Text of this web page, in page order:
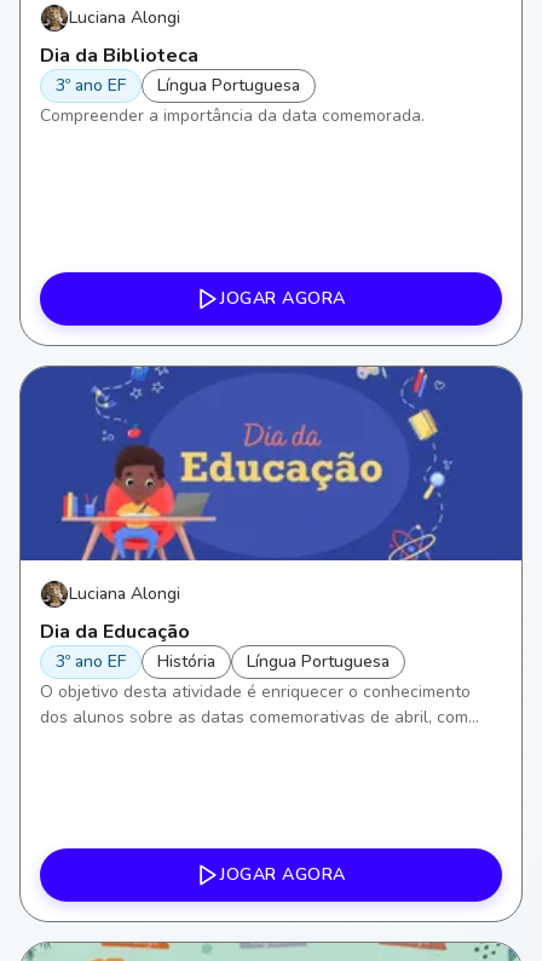
Luciana Alongi
Dia da Biblioteca
3º ano EF
Língua Portuguesa
Compreender a importância da data comemorada.
JOGAR AGORA
Luciana Alongi
Dia da Educação
3º ano EF História
Língua Portuguesa
O objetivo desta atividade é enriquecer o conhecimento
dos alunos sobre as datas comemorativas de abril, com
JOGAR AGORA